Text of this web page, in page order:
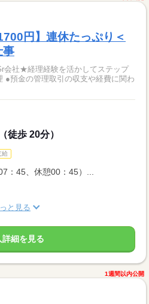
円】連休たっぷり＜
事
会社★経理経験を活かしてステップ
徒歩 20分）
給
：45、休憩00：45）...
と見る
詳細を見る
1週間以内公開